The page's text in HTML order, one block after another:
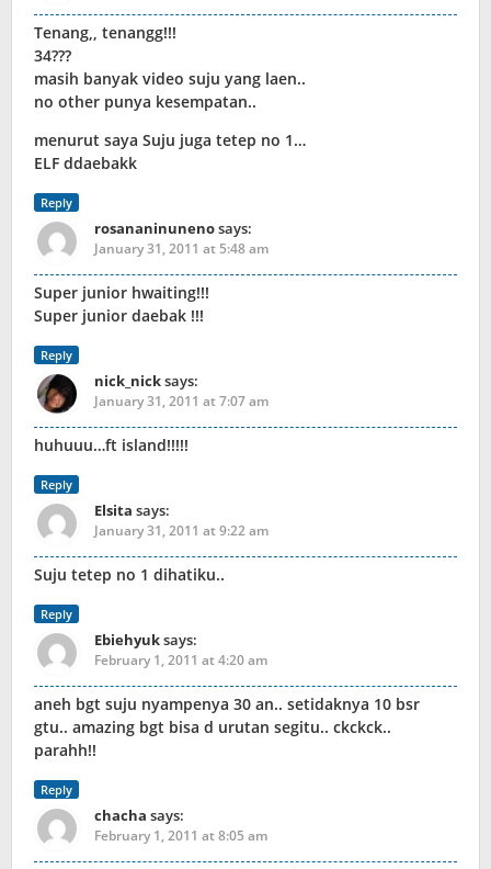
Tenang,, tenangg!!!
34???
masih banyak video suju yang laen..
no other punya kesempatan..
menurut saya Suju juga tetep no 1…
ELF ddaebakk
Reply
rosananinunenosays:
January 31, 2011 at 5:48 am
Super junior hwaiting!!!
Super junior daebak !!!
Reply
nick_nicksays:
January 31, 2011 at 7:07 am
huhuuu…ft island!!!!!
Reply
Elsita says:
January 31, 2011 at 9:22 am
Suju tetep no 1 dihatiku..
Reply
Ebiehyuksays:
February 1, 2011 at 4:20 am
aneh bgt suju nyampenya 30 an.. setidaknya 10 bsr
gtu.. amazing bgt bisa d urutan segitu.. ckckck..
parahh!!
Reply
chacha says:
February 1, 2011 at 8:05 am